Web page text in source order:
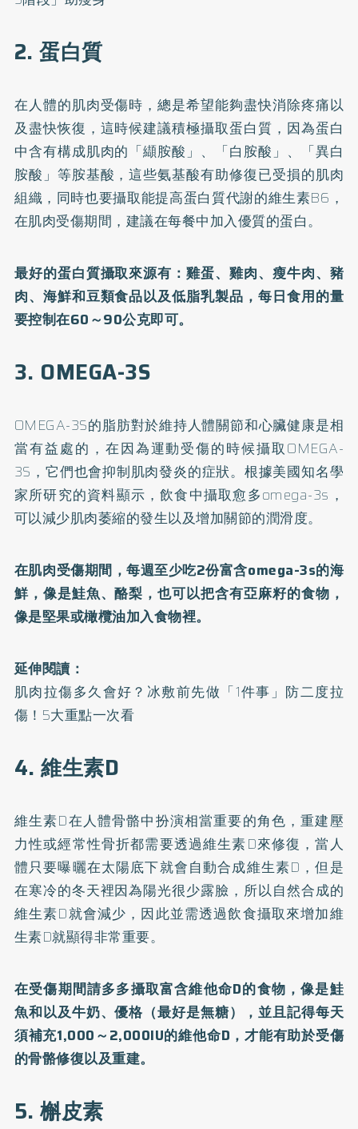
2. 蛋白質
在人體的肌肉受傷時，總是希望能夠盡快消除疼痛以
及盡快恢復，這時候建議積極攝取蛋白質，因為蛋白
中含有構成肌肉的「纈胺酸」、「白胺酸」、「異白
胺酸」等胺基酸，這些氨基酸有助修復已受損的肌肉
組織，同時也要攝取能提高蛋白質代謝的維生素B6，
在肌肉受傷期間，建議在每餐中加入優質的蛋白。
最好的蛋白質攝取來源有：雞蛋、雞肉、瘦牛肉、豬
肉、海鮮和豆類食品以及低脂乳製品，每日食用的量
要控制在60～90公克即可。
3. OMEGA-3S
OMEGA-3S的脂肪對於維持人體關節和心臟健康是相
當有益處的，在因為運動受傷的時候攝取OMEGA-
3S，它們也會抑制肌肉發炎的症狀。根據美國知名學
家所研究的資料顯示，飲食中攝取愈多omega-3s，
可以減少肌肉萎縮的發生以及增加關節的潤滑度。
在肌肉受傷期間，每週至少吃2份富含omega-3s的海
鮮，像是鮭魚、酪梨，也可以把含有亞麻籽的食物，
像是堅果或橄欖油加入食物裡。
延伸閱讀：
肌肉拉傷多久會好？冰敷前先做「1件事」防二度拉
傷！5大重點一次看
4. 維生素D
維生素D在人體骨骼中扮演相當重要的角色，重建壓
力性或經常性骨折都需要透過維生素D來修復，當人
體只要曝曬在太陽底下就會自動合成維生素D，但是
在寒冷的冬天裡因為陽光很少露臉，所以自然合成的
維生素D就會減少，因此並需透過飲食攝取來增加維
生素D就顯得非常重要。
在受傷期間請多多攝取富含維他命D的食物，像是鮭
魚和以及牛奶、優格（最好是無糖），並且記得每天
須補充1,000～2,000IU的維他命D，才能有助於受傷
的骨骼修復以及重建。
5. 槲皮素